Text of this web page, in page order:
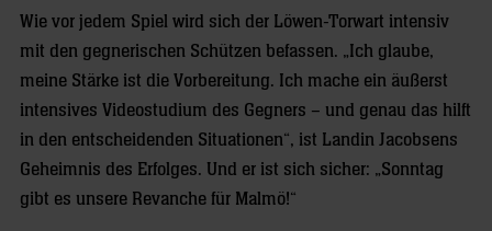
Wie vor jedem Spiel wird sich der Löwen-Torwart intensiv
mit den gegnerischen Schützen befassen. „Ich glaube,
meine Stärke ist die Vorbereitung. Ich mache ein äußerst
intensives Videostudium des Gegners – und genau das hilft
in den entscheidenden Situationen“, ist Landin Jacobsens
Geheimnis des Erfolges. Und er ist sich sicher: „Sonntag
gibt es unsere Revanche für Malmö!“